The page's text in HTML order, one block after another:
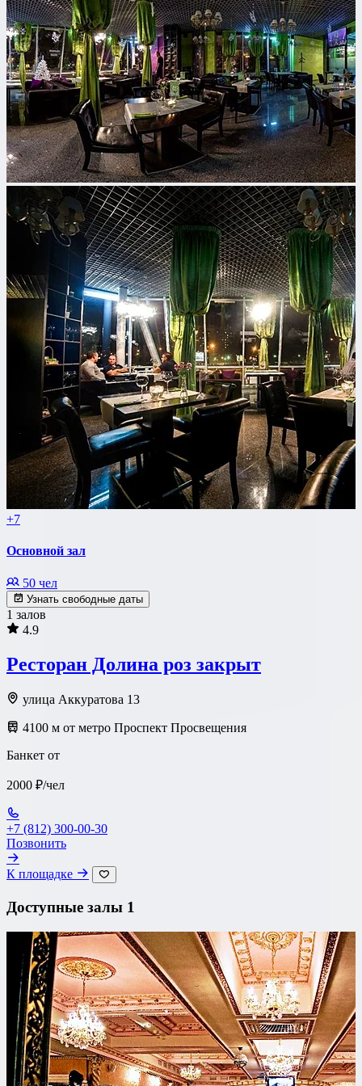
+7
Основной зал
50 чел
Узнать свободные даты
1 залов
4.9
Ресторан Долина роз закрыт
улица Аккуратова 13
4100 м от метро Проспект Просвещения
Банкет от
2000 ₽/чел
+7 (812) 300-00-30
Позвонить
К площадке
Доступные залы 1